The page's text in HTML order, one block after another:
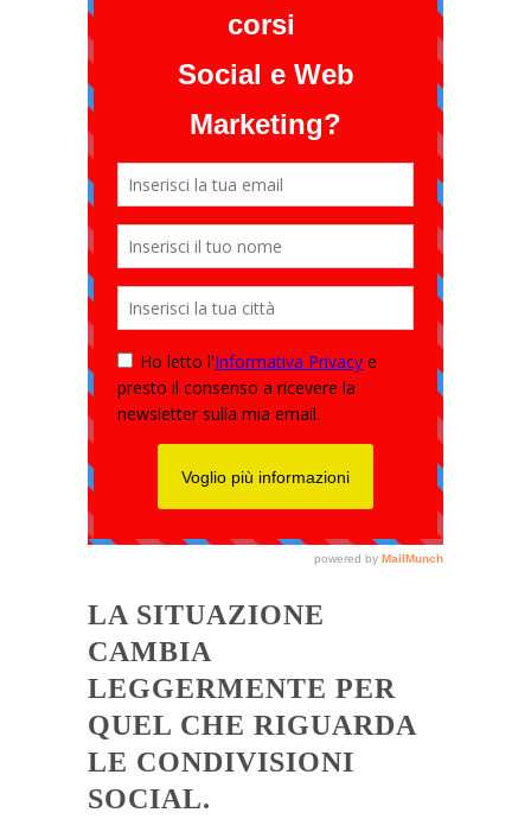
LA SITUAZIONE
CAMBIA
LEGGERMENTE PER
QUEL CHE RIGUARDA
LE CONDIVISIONI
SOCIAL.